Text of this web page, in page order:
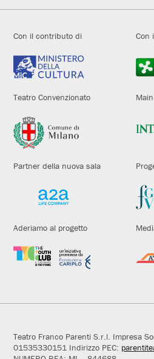
Con il contributo di Con
Teatro Convenzionato
Partner della nuova sala
Aderiamo al progetto
Teatro Franco Parenti S.r.l. Impresa
01535330151 Indirizzo PEC: